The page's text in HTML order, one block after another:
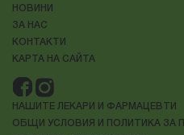
НОВИНИ
ЗА НАС
КОНТАКТИ
КАРТА НА САЙТА
НАШИТЕ ЛЕКАРИ И ФАРМАЦЕВТИ
ОБЩИ УСЛОВИЯ И ПОЛИТИКА ЗА